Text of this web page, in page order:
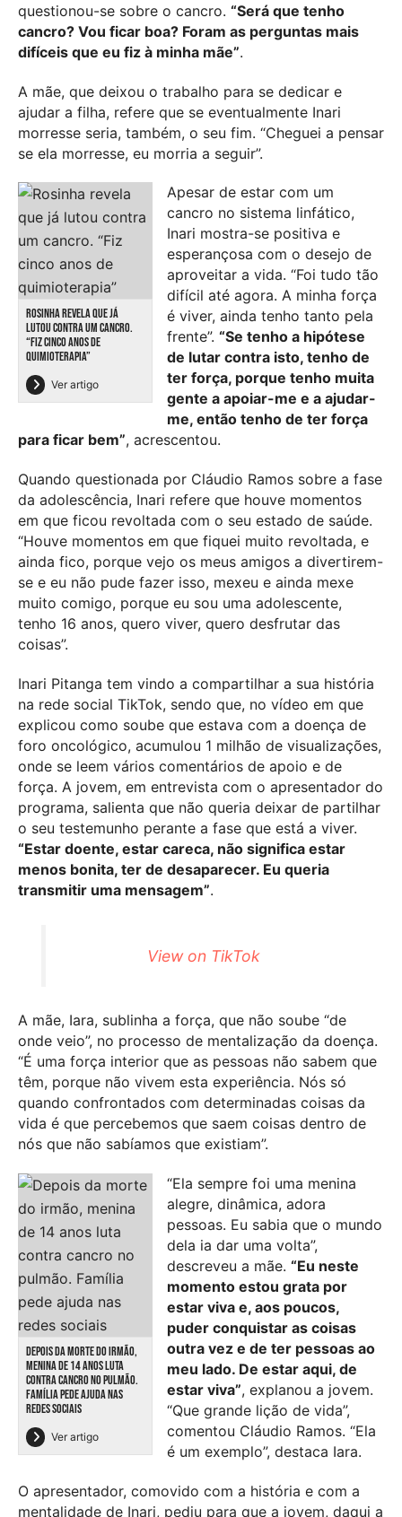
questionou-se sobre o cancro. “Será que tenho
cancro? Vou ficar boa? Foram as perguntas mais
difíceis que eu fiz à minha mãe”.
A mãe, que deixou o trabalho para se dedicar e
ajudar a filha, refere que se eventualmente Inari
morresse seria, também, o seu fim. “Cheguei a pensar
se ela morresse, eu morria a seguir”.
ROSINHA REVELA QUE JÁ
LUTOU CONTRA UM CANCRO.
“FIZ CINCO ANOS DE
QUIMIOTERAPIA”
Ver artigo
Apesar de estar com um
cancro no sistema linfático,
Inari mostra-se positiva e
esperançosa com o desejo de
aproveitar a vida. “Foi tudo tão
difícil até agora. A minha força
é viver, ainda tenho tanto pela
frente”. “Se tenho a hipótese
de lutar contra isto, tenho de
ter força, porque tenho muita
gente a apoiar-me e a ajudar-
me, então tenho de ter força
para ficar bem”, acrescentou.
Quando questionada por Cláudio Ramos sobre a fase
da adolescência, Inari refere que houve momentos
em que ficou revoltada com o seu estado de saúde.
“Houve momentos em que fiquei muito revoltada, e
ainda fico, porque vejo os meus amigos a divertirem-
se e eu não pude fazer isso, mexeu e ainda mexe
muito comigo, porque eu sou uma adolescente,
tenho 16 anos, quero viver, quero desfrutar das
coisas”.
Inari Pitanga tem vindo a compartilhar a sua história
na rede social TikTok, sendo que, no vídeo em que
explicou como soube que estava com a doença de
foro oncológico, acumulou 1 milhão de visualizações,
onde se leem vários comentários de apoio e de
força. A jovem, em entrevista com o apresentador do
programa, salienta que não queria deixar de partilhar
o seu testemunho perante a fase que está a viver.
“Estar doente, estar careca, não significa estar
menos bonita, ter de desaparecer. Eu queria
transmitir uma mensagem”.
View on TikTok
A mãe, Iara, sublinha a força, que não soube “de
onde veio”, no processo de mentalização da doença.
“É uma força interior que as pessoas não sabem que
têm, porque não vivem esta experiência. Nós só
quando confrontados com determinadas coisas da
vida é que percebemos que saem coisas dentro de
nós que não sabíamos que existiam”.
DEPOIS DA MORTE DO IRMÃO,
MENINA DE 14 ANOS LUTA
CONTRA CANCRO NO PULMÃO.
FAMÍLIA PEDE AJUDA NAS
REDES SOCIAIS
Ver artigo
“Ela sempre foi uma menina
alegre, dinâmica, adora
pessoas. Eu sabia que o mundo
dela ia dar uma volta”,
descreveu a mãe. “Eu neste
momento estou grata por
estar viva e, aos poucos,
puder conquistar as coisas
outra vez e de ter pessoas ao
meu lado. De estar aqui, de
estar viva”, explanou a jovem.
“Que grande lição de vida”,
comentou Cláudio Ramos. “Ela
é um exemplo”, destaca Iara.
O apresentador, comovido com a história e com a
mentalidade de Inari, pediu para que a jovem, daqui a